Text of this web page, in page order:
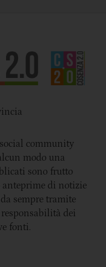
community
modo una
sono frutto
di notizie
sempre tramite
dei
fonti.